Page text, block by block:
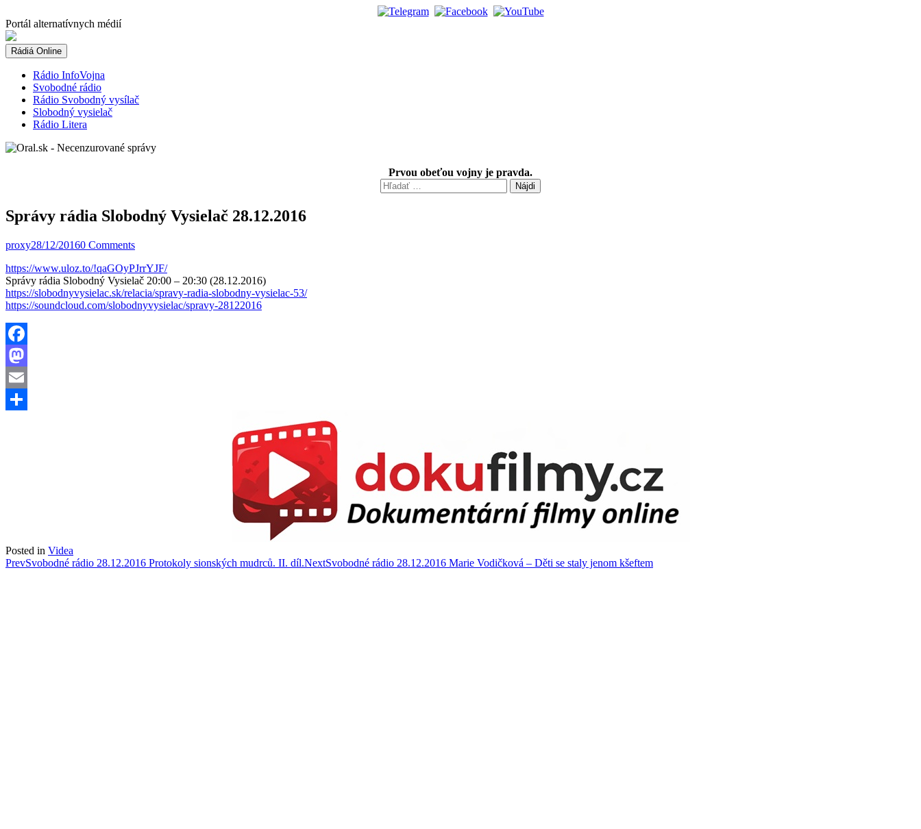
to
content
Portál alternatívnych médií
Rádiá Online
Rádio InfoVojna
Svobodné rádio
Rádio Svobodný vysílač
Slobodný vysielač
Rádio Litera
Prvou obeťou vojny je pravda.
Hľadať:
Správy rádia Slobodný Vysielač 28.12.2016
proxy28/12/20160 Comments
https://www.uloz.to/!qaGOyPJrrYJF/
Správy rádia Slobodný Vysielač 20:00 – 20:30 (28.12.2016)
https://slobodnyvysielac.sk/relacia/spravy-radia-slobodny-vysielac-53/
https://soundcloud.com/slobodnyvysielac/spravy-28122016
Facebook
Mastodon
Email
Posted in Videa
Post
PrevSvobodné rádio 28.12.2016 Protokoly sionských mudrců. II. díl.NextSvobodné rádio 28.12.2016 Marie Vodičková – Děti se staly jenom kšeftem